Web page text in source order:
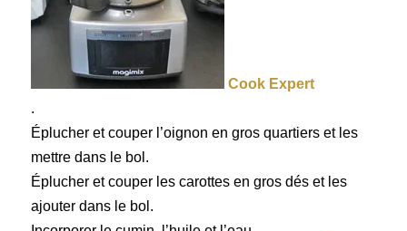
Cook Expert
.
Éplucher et couper l’oignon en gros quartiers et les
mettre dans le bol.
Éplucher et couper les carottes en gros dés et les
ajouter dans le bol.